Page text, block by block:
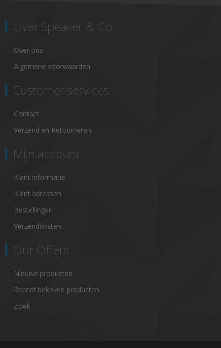
Over Speaker & Co
Over ons
Algemene voorwaarden
Customer services
Contact
Verzend en Retourneren
Mijn account
Klant informatie
Klant adressen
Bestellingen
Verzendkosten
Our Offers
Nieuwe producten
Recent bekeken producten
Zoek